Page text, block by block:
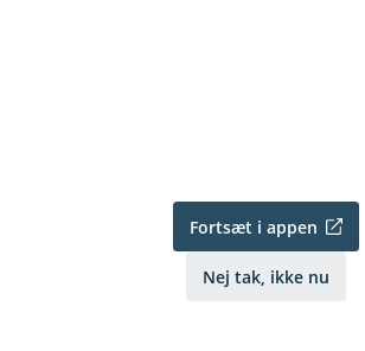
Fortsæt i appen
Nej tak, ikke nu